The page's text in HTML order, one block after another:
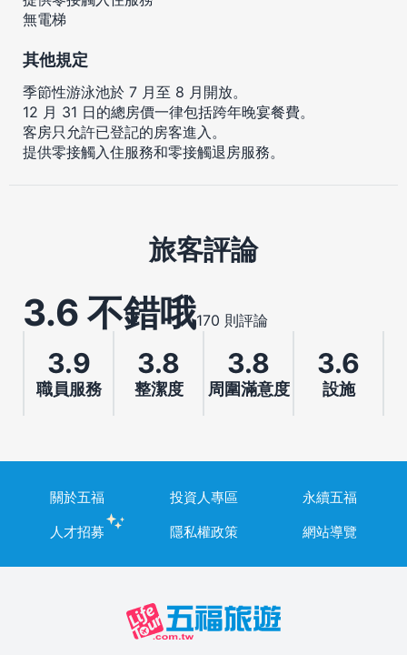
無電梯
其他規定
季節性游泳池於 7 月至 8 月開放。
12 月 31 日的總房價一律包括跨年晚宴餐費。
客房只允許已登記的房客進入。
提供零接觸入住服務和零接觸退房服務。
旅客評論
3.6 不錯哦170 則評論
3.9
職員服務
3.8
整潔度
3.8
周圍滿意度
3.6
設施
關於五福 投資人專區
永續五福
人才招募
隱私權政策 網站導覽